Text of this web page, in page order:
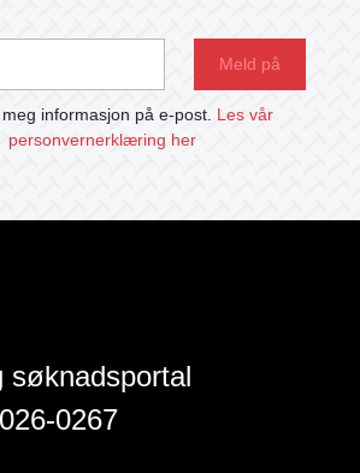
informasjon på e-post. Les vår
personvernerklæring her
søknadsportal
0267